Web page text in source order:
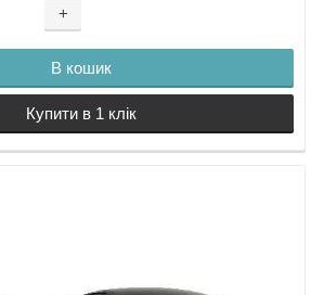
+
В кошик
Купити в 1 клік